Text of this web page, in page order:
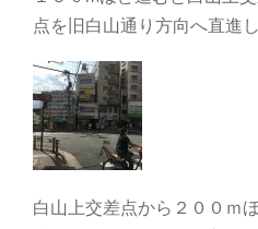
点を旧白山通り方向へ直進し
白山上交差点から２００ｍ